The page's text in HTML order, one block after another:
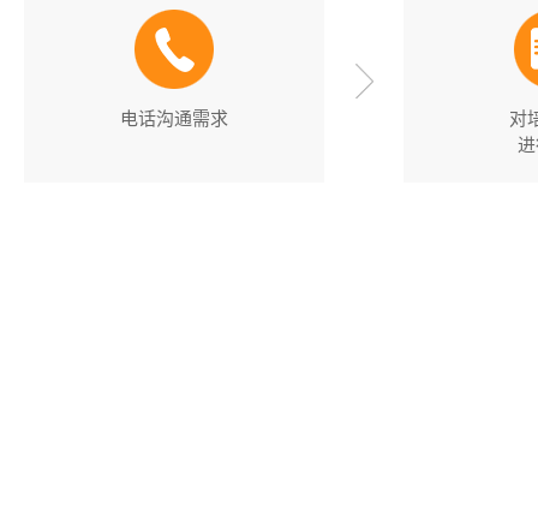
电话沟通需求
对